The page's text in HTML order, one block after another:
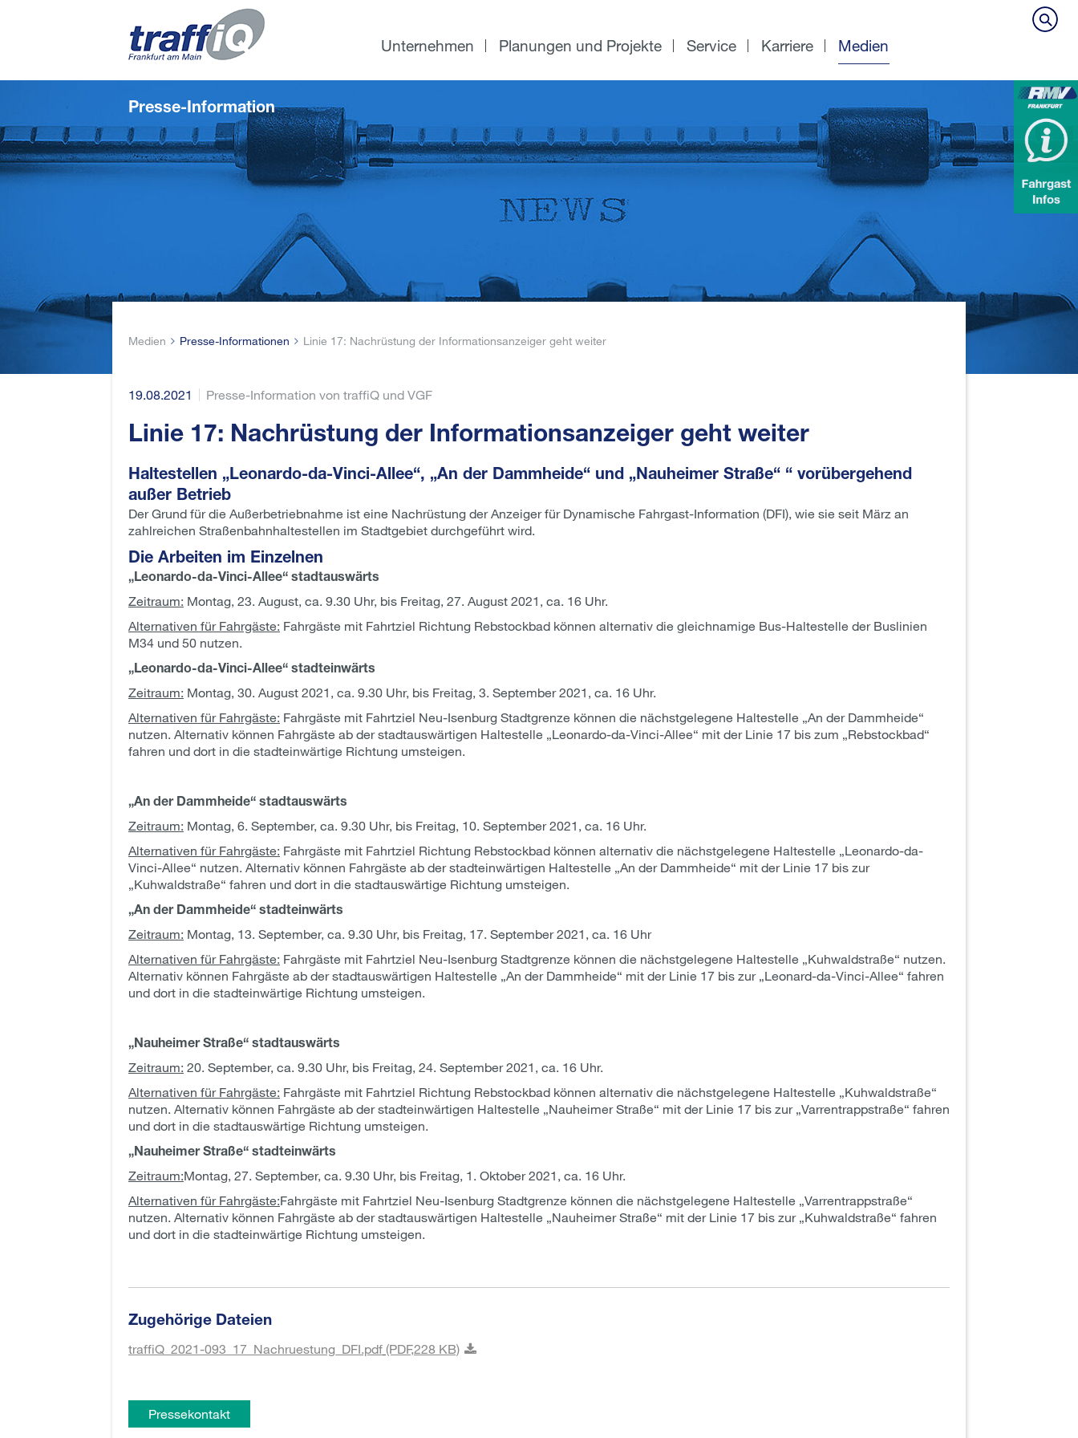
Unternehmen Planungen und Projekte Service Karriere Medien
Presse-Information
Medien Presse-Informationen Linie 17: Nachrüstung der Informationsanzeiger geht weiter
19.08.2021 Presse-Information von traffiQ und VGF
Linie 17: Nachrüstung der Informationsanzeiger geht weiter
Haltestellen „Leonardo-da-Vinci-Allee“, „An der Dammheide“ und „Nauheimer Straße“ “ vorübergehend
außer Betrieb
Der Grund für die Außerbetriebnahme ist eine Nachrüstung der Anzeiger für Dynamische Fahrgast-Information (DFI), wie sie seit März an
zahlreichen Straßenbahnhaltestellen im Stadtgebiet durchgeführt wird.
Die Arbeiten im Einzelnen
„Leonardo-da-Vinci-Allee“ stadtauswärts
Zeitraum: Montag, 23. August, ca. 9.30 Uhr, bis Freitag, 27. August 2021, ca. 16 Uhr.
Alternativen für Fahrgäste: Fahrgäste mit Fahrtziel Richtung Rebstockbad können alternativ die gleichnamige Bus-Haltestelle der Buslinien
M34 und 50 nutzen.
„Leonardo-da-Vinci-Allee“ stadteinwärts
Zeitraum: Montag, 30. August 2021, ca. 9.30 Uhr, bis Freitag, 3. September 2021, ca. 16 Uhr.
Alternativen für Fahrgäste: Fahrgäste mit Fahrtziel Neu-Isenburg Stadtgrenze können die nächstgelegene Haltestelle „An der Dammheide“
nutzen. Alternativ können Fahrgäste ab der stadtauswärtigen Haltestelle „Leonardo-da-Vinci-Allee“ mit der Linie 17 bis zum „Rebstockbad“
fahren und dort in die stadteinwärtige Richtung umsteigen.
„An der Dammheide“ stadtauswärts
Zeitraum: Montag, 6. September, ca. 9.30 Uhr, bis Freitag, 10. September 2021, ca. 16 Uhr.
Alternativen für Fahrgäste: Fahrgäste mit Fahrtziel Richtung Rebstockbad können alternativ die nächstgelegene Haltestelle „Leonardo-da-
Vinci-Allee“ nutzen. Alternativ können Fahrgäste ab der stadteinwärtigen Haltestelle „An der Dammheide“ mit der Linie 17 bis zur
„Kuhwaldstraße“ fahren und dort in die stadtauswärtige Richtung umsteigen.
„An der Dammheide“ stadteinwärts
Zeitraum: Montag, 13. September, ca. 9.30 Uhr, bis Freitag, 17. September 2021, ca. 16 Uhr
Alternativen für Fahrgäste: Fahrgäste mit Fahrtziel Neu-Isenburg Stadtgrenze können die nächstgelegene Haltestelle „Kuhwaldstraße“ nutzen.
Alternativ können Fahrgäste ab der stadtauswärtigen Haltestelle „An der Dammheide“ mit der Linie 17 bis zur „Leonard-da-Vinci-Allee“ fahren
und dort in die stadteinwärtige Richtung umsteigen.
„Nauheimer Straße“ stadtauswärts
Zeitraum: 20. September, ca. 9.30 Uhr, bis Freitag, 24. September 2021, ca. 16 Uhr.
Alternativen für Fahrgäste: Fahrgäste mit Fahrtziel Richtung Rebstockbad können alternativ die nächstgelegene Haltestelle „Kuhwaldstraße“
nutzen. Alternativ können Fahrgäste ab der stadteinwärtigen Haltestelle „Nauheimer Straße“ mit der Linie 17 bis zur „Varrentrappstraße“ fahren
und dort in die stadtauswärtige Richtung umsteigen.
„Nauheimer Straße“ stadteinwärts
Zeitraum:Montag, 27. September, ca. 9.30 Uhr, bis Freitag, 1. Oktober 2021, ca. 16 Uhr.
Alternativen für Fahrgäste:Fahrgäste mit Fahrtziel Neu-Isenburg Stadtgrenze können die nächstgelegene Haltestelle „Varrentrappstraße“
nutzen. Alternativ können Fahrgäste ab der stadtauswärtigen Haltestelle „Nauheimer Straße“ mit der Linie 17 bis zur „Kuhwaldstraße“ fahren
und dort in die stadteinwärtige Richtung umsteigen.
Zugehörige Dateien
traffiQ_2021-093_17_Nachruestung_DFI.pdf (PDF,228 KB)
Pressekontakt